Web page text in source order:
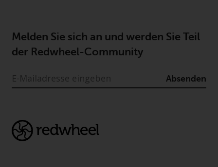
Melden Sie sich an und werden Sie Teil
der Redwheel-Community
Absenden